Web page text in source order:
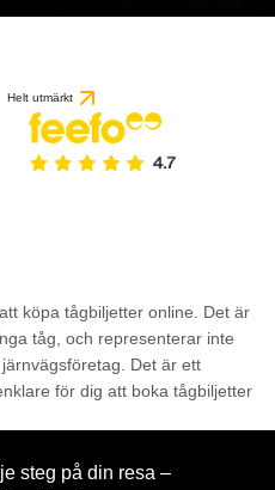
Helt utmärkt
köpa tågbiljetter online. Det är
tåg, och representerar inte
Det är ett
för dig att boka tågbiljetter
steg på din resa –